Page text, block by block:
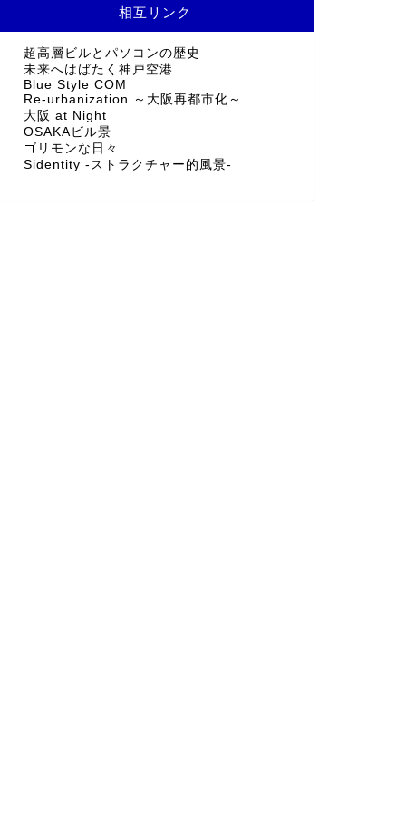
相互リンク
超高層ビルとパソコンの歴史
未来へはばたく神戸空港
Blue Style COM
Re-urbanization ～大阪再都市化～
大阪 at Night
OSAKAビル景
ゴリモンな日々
Sidentity -ストラクチャー的風景-